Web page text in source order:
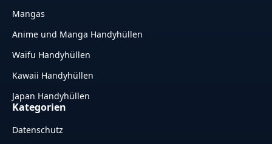
Mangas
Anime und Manga Handyhüllen
Waifu Handyhüllen
Kawaii Handyhüllen
Japan Handyhüllen
Kategorien
Datenschutz